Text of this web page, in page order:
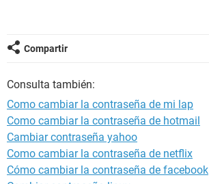
Compartir
Consulta también:
Como cambiar la contraseña de mi lap
Como cambiar la contraseña de hotmail
Cambiar contraseña yahoo
Como cambiar la contraseña de netflix
Cómo cambiar la contraseña de facebook